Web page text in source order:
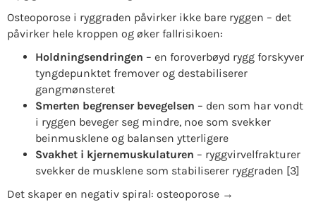
Osteoporose i ryggraden påvirker ikke bare ryggen – det
påvirker hele kroppen og øker fallrisikoen:
Holdningsendringen – en foroverbøyd rygg forskyver
tyngdepunktet fremover og destabiliserer
gangmønsteret
Smerten begrenser bevegelsen – den som har vondt
i ryggen beveger seg mindre, noe som svekker
beinmusklene og balansen ytterligere
Svakhet i kjernemuskulaturen – ryggvirvelfrakturer
svekker de musklene som stabiliserer ryggraden [3]
Det skaper en negativ spiral: osteoporose →